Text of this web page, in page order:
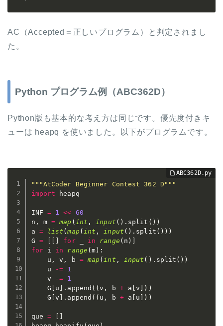
AC（Accepted＝正しいプログラム）と判定されまし
た。
Python プログラム例（ABC362D）
Python版も基本的な考え方は同じです。優先度付きキ
ューは heapq を使いました。以下がプログラムです。
"""AtCoder Beginner Contest 362 D"""
import heapq
INF = 1 << 60
n , m = map ( int , input ( ) . split ( ) )
a = list (map ( int , input ( ) . split ( ) ) )
G = for _ in range ( n )
for i in range (m ) :
    u
, v , b = map ( int , input ( ) . split ( ) )
    u
-= 1
    v
-= 1
    G
u . append ( (v , b + a [v ) )
    G
[v . append ( ( u , b + a u ) )
que =